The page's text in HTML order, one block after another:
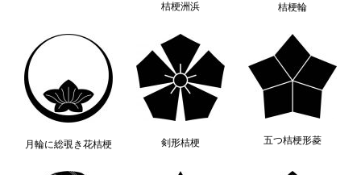
桔梗洲浜
桔梗輪
月輪に総覗き花桔梗 剣形桔梗 五つ桔梗形菱